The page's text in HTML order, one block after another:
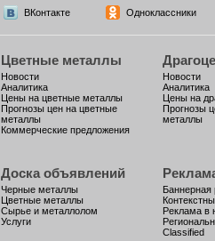
ВКонтакте Одноклассники
Цветные металлы
Новости
Аналитика
Цены на цветные металлы
Прогнозы цен на цветные
металлы
Коммерческие предложения
Новости
Аналитика
Цены на
Прогнозы
металлы
Доска объявлений
Черные металлы
Цветные металлы
Сырье и металлолом
Услуги
Баннерная
Реклама в
Classified